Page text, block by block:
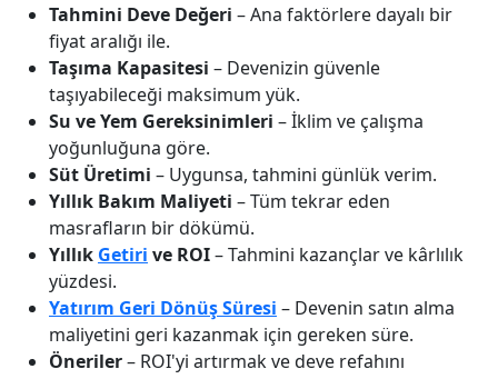
Tahmini Deve Değeri – Ana faktörlere dayalı bir
fiyat aralığı ile.
Taşıma Kapasitesi – Devenizin güvenle
taşıyabileceği maksimum yük.
Su ve Yem Gereksinimleri – İklim ve çalışma
yoğunluğuna göre.
Süt Üretimi – Uygunsa, tahmini günlük verim.
Yıllık Bakım Maliyeti – Tüm tekrar eden
masrafların bir dökümü.
Yıllık Getiri ve ROI– Tahmini kazançlar ve kârlılık
yüzdesi.
Yatırım Geri Dönüş Süresi – Devenin satın alma
maliyetini geri kazanmak için gereken süre.
Öneriler– ROI'yi artırmak ve deve refahını